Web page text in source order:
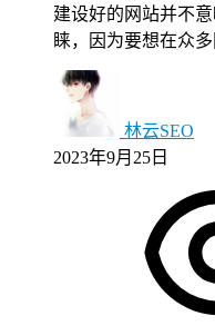
建设好的网站并不
睐，因为要想在众
林云SEO
2023年9月25日